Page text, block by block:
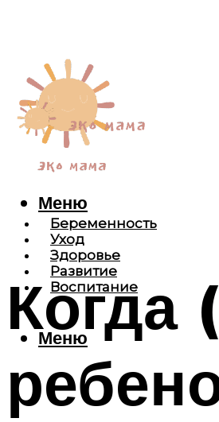
Беременность
Уход
Здоровье
Развитие
Воспитание
Меню
Меню
Когда